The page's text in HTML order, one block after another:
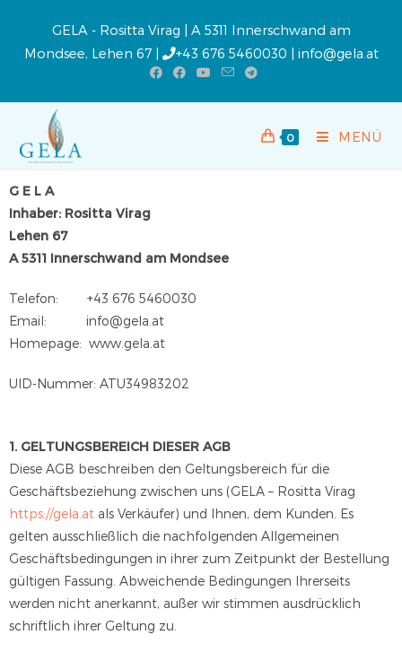
GELA - Rositta Virag | A 5311 Innerschwand am
Mondsee, Lehen 67 |
+43 676 5460030 | info@gela.at
0 MENÜ
G E L A
Inhaber: Rositta Virag
Lehen 67
A 5311 Innerschwand am Mondsee
Telefon: +43 676 5460030
Email: info@gela.at
Homepage: www.gela.at
UID-Nummer: ATU34983202
1. GELTUNGSBEREICH DIESER AGB
Diese AGB beschreiben den Geltungsbereich für die
Geschäftsbeziehung zwischen uns (GELA – Rositta Virag
https://gela.at als Verkäufer) und Ihnen, dem Kunden. Es
gelten ausschließlich die nachfolgenden Allgemeinen
Geschäftsbedingungen in ihrer zum Zeitpunkt der Bestellung
gültigen Fassung. Abweichende Bedingungen Ihrerseits
werden nicht anerkannt, außer wir stimmen ausdrücklich
schriftlich ihrer Geltung zu.